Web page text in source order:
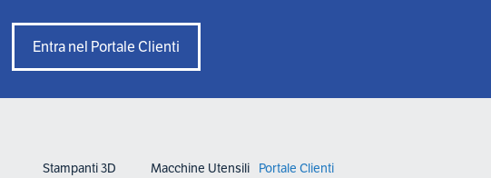
Entra nel Portale Clienti
Stampanti 3D Macchine Utensili Portale Clienti